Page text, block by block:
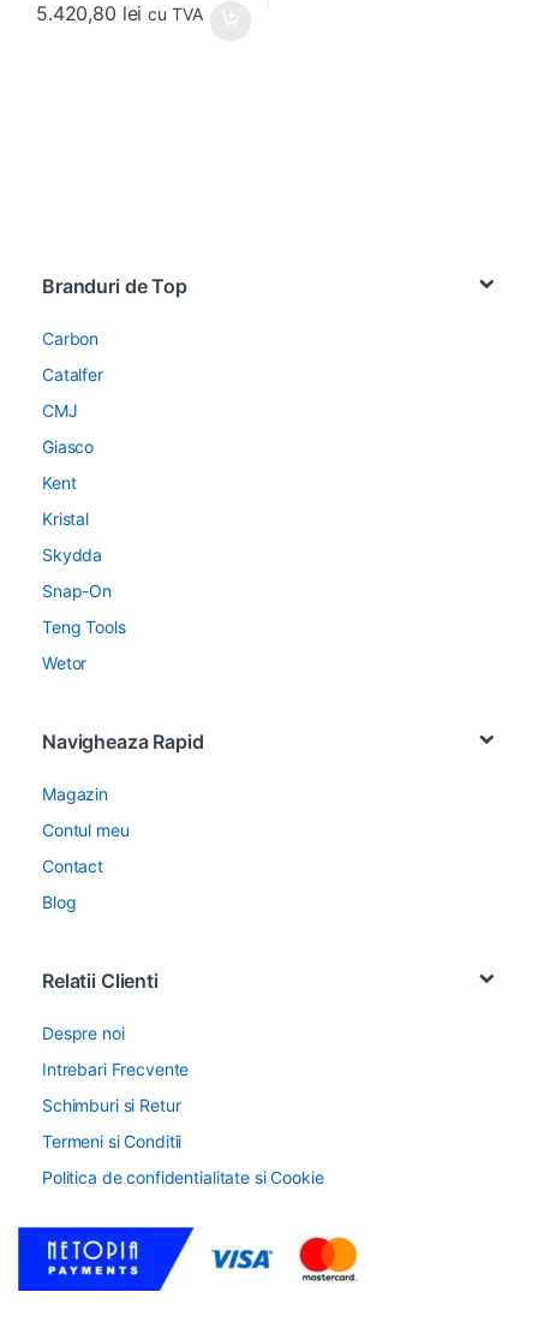
5.420,80 lei cu TVA
Branduri de Top
Carbon
Catalfer
CMJ
Giasco
Kent
Kristal
Skydda
Snap-On
Teng Tools
Wetor
Navigheaza Rapid
Magazin
Contul meu
Contact
Blog
Relatii Clienti
Despre noi
Intrebari Frecvente
Schimburi si Retur
Termeni si Conditii
Politica de confidentialitate si Cookie